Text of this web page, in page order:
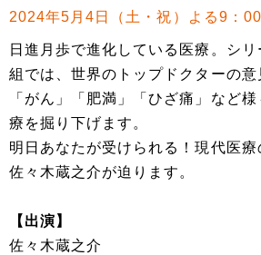
2024年5月4日（土・祝）よる9：
日進月歩で進化している医療。シ
組では、世界のトップドクターの意
「がん」「肥満」「ひざ痛」など
療を掘り下げます。
明日あなたが受けられる！現代医療
佐々木蔵之介が迫ります。
【出演】
佐々木蔵之介